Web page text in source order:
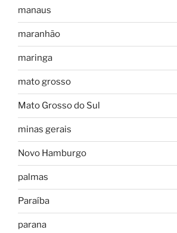
manaus
maranhão
maringa
mato grosso
Mato Grosso do Sul
minas gerais
Novo Hamburgo
palmas
Paraíba
parana